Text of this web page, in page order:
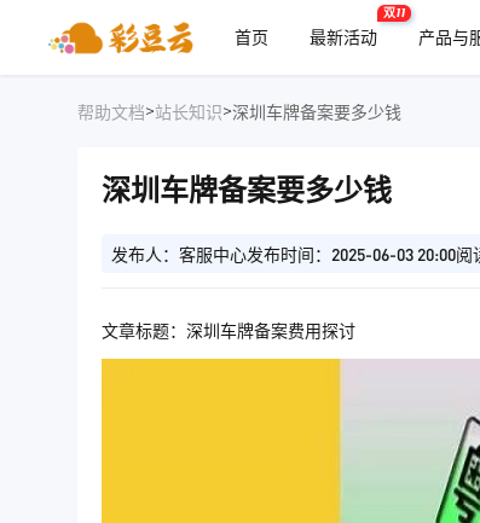
首页 最新活动
双11
产品与
帮助文档>站长知识>深圳车牌备案要多少钱
深圳车牌备案要多少钱
发布人：客服中心发布时间：2025-06-03 20:00阅
文章标题：深圳车牌备案费用探讨